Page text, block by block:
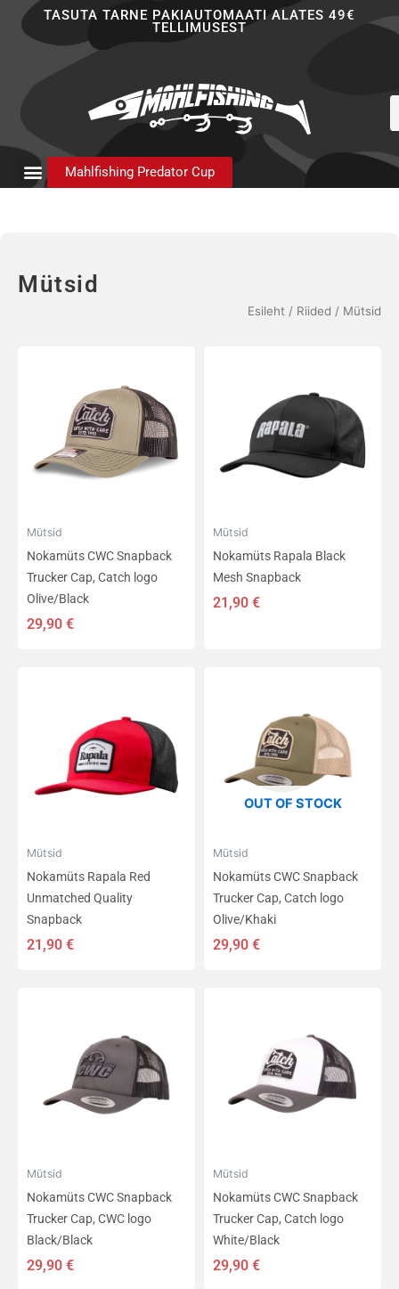
TASUTA TARNE PAKIAUTOMAATI ALATES 49€
TELLIMUSEST
Mahlfishing Predator Cup
Mütsid
Esileht / Riided / Mütsid
Mütsid
Nokamüts CWC Snapback
Trucker Cap, Catch logo
Olive/Black
29,90 €
Mütsid
Nokamüts Rapala Black
Mesh Snapback
21,90 €
Mütsid
Nokamüts Rapala Red
Unmatched Quality
Snapback
21,90 €
OUT OF STOCK
Mütsid
Nokamüts CWC Snapback
Trucker Cap, Catch logo
Olive/Khaki
29,90 €
Mütsid
Nokamüts CWC Snapback
Trucker Cap, CWC logo
Black/Black
29,90 €
Mütsid
Nokamüts CWC Snapback
Trucker Cap, Catch logo
White/Black
29,90 €